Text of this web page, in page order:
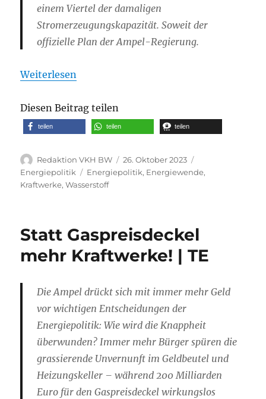
einem Viertel der damaligen
Stromerzeugungskapazität. Soweit der
offizielle Plan der Ampel-Regierung.
Weiterlesen
Diesen Beitrag teilen
teilen teilen teilen
Autor
Redaktion VKH BW
Veröffentlicht
am
26. Oktober 2023
Energiepolitik
Schlagwörter
Energiepolitik, Energiewende,
Kraftwerke,Wasserstoff
Statt Gaspreisdeckel
mehr Kraftwerke! | TE
Die Ampel drückt sich mit immer mehr Geld
vor wichtigen Entscheidungen der
Energiepolitik: Wie wird die Knappheit
überwunden? Immer mehr Bürger spüren die
grassierende Unvernunft im Geldbeutel und
Heizungskeller – während 200 Milliarden
Euro für den Gaspreisdeckel wirkungslos